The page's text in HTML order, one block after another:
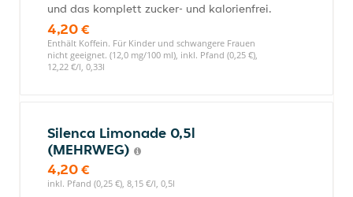
und das komplett zucker- und kalorienfrei.
4,20 €
Enthält Koffein. Für Kinder und schwangere Frauen
nicht geeignet. (12,0 mg/100 ml), inkl. Pfand (0,25 €),
12,22 €/l, 0,33l
Silenca Limonade 0,5l
(MEHRWEG)
4,20 €
inkl. Pfand (0,25 €), 8,15 €/l, 0,5l